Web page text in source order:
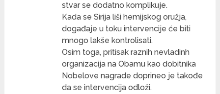
stvar se dodatno komplikuje.
Kada se Sirija liši hemijskog oružja,
događaje u toku intervencije će biti
mnogo lakše kontrolisati.
Osim toga, pritisak raznih nevladinh
organizacija na Obamu kao dobitnika
Nobelove nagrade doprineo je takođe
da se intervencija odloži.